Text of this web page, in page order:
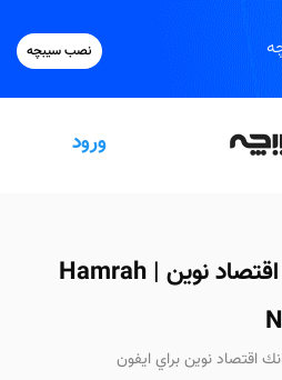
نصب سیبچه
ورود
بانک اقتصاد نوین | Hamrah
اقتصاد نوين براي ايفون